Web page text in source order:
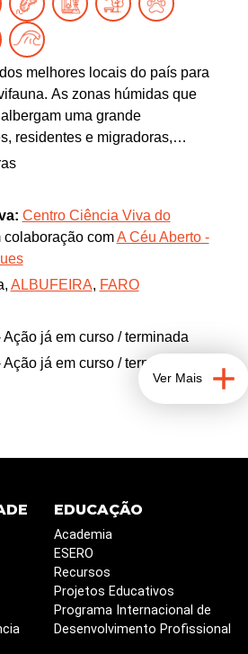
melhores locais do país para
As zonas húmidas que
uma grande
residentes e migradoras,
a partir dos pontos por nós
interesse, ou mesmo só
extraordinários animais,
as espécies mais
até alguma raridade!) que
de Albufeira.
na área protegida Reserva
Lagoa dos Salgados.
Centro Ciência Viva do
comA Céu Aberto -
ALBUFEIRA, FARO
Ação já em curso / terminada
Ação já em curso / terminada
Ver Mais
EDUCAÇÃO
Academia
ESERO
Recursos
Projetos Educativos
Programa Internacional de
Desenvolvimento Profissional